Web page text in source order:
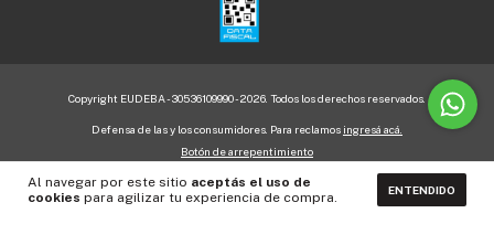
Al navegar por este sitio aceptás el uso de
cookies para agilizar tu experiencia de compra. ENTENDIDO
Copyright EUDEBA - 30536109990 - 2026. Todos los derechos reservados.
Defensa de las y los consumidores. Para reclamos ingresá acá.
Botón de arrepentimiento